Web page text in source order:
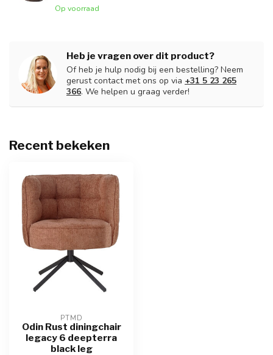
Op voorraad
Heb je vragen over dit product?
Of heb je hulp nodig bij een bestelling? Neem
gerust contact met ons op via +31 5 23 265
366. We helpen u graag verder!
Recent bekeken
PTMD
Odin Rust diningchair
legacy 6 deepterra
black leg